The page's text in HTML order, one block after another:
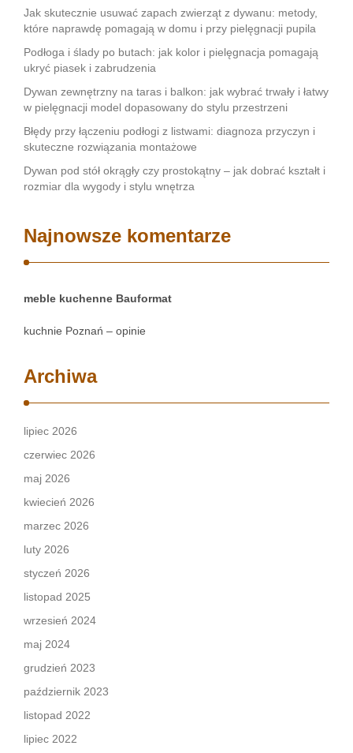
Jak skutecznie usuwać zapach zwierząt z dywanu: metody,
które naprawdę pomagają w domu i przy pielęgnacji pupila
Podłoga i ślady po butach: jak kolor i pielęgnacja pomagają
ukryć piasek i zabrudzenia
Dywan zewnętrzny na taras i balkon: jak wybrać trwały i łatwy
w pielęgnacji model dopasowany do stylu przestrzeni
Błędy przy łączeniu podłogi z listwami: diagnoza przyczyn i
skuteczne rozwiązania montażowe
Dywan pod stół okrągły czy prostokątny – jak dobrać kształt i
rozmiar dla wygody i stylu wnętrza
Najnowsze komentarze
meble kuchenne Bauformat
kuchnie Poznań – opinie
Archiwa
lipiec 2026
czerwiec 2026
maj 2026
kwiecień 2026
marzec 2026
luty 2026
styczeń 2026
listopad 2025
wrzesień 2024
maj 2024
grudzień 2023
październik 2023
listopad 2022
lipiec 2022